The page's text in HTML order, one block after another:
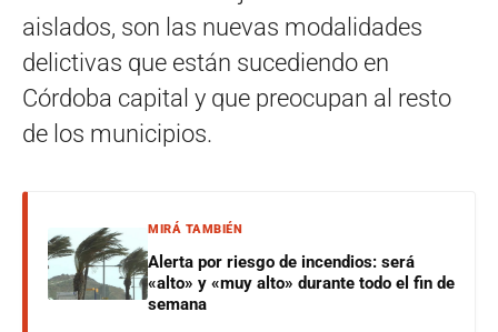
aislados, son las nuevas modalidades
delictivas que están sucediendo en
Córdoba capital y que preocupan al resto
de los municipios.
MIRÁ TAMBIÉN
Alerta por riesgo de incendios: será
«alto» y «muy alto» durante todo el fin de
semana